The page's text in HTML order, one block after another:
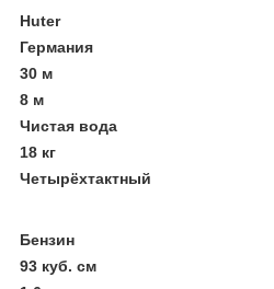
Huter
Германия
30 м
8 м
Чистая вода
18 кг
Четырёхтактный
Бензин
93 куб. см